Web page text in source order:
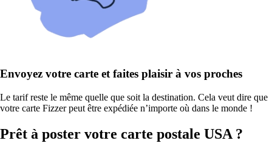
Envoyez votre carte et faites plaisir à vos proches
Le tarif reste le même quelle que soit la destination. Cela veut dire que
votre carte Fizzer peut être expédiée n’importe où dans le monde !
Prêt à poster votre carte postale USA ?